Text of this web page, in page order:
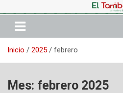
al
contenido
Inicio 2025 febrero
Mes: febrero 2025